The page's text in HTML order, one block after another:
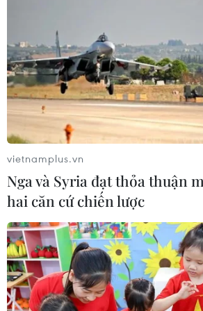
mắc bệnh hiểm nghèo không lỡ cơ
hội học tập và điều trị
30/07/2026 13:53
Xem thêm
CƠ QUAN CHỦ QUẢN: THÔNG TẤN XÃ VIỆT NAM
Tổng Biên tập: TRẦN TIẾN DUẨN
Phó Tổng Biên tập: NGUYỄN THỊ
THỦY
vietnamplus.vn
Nga và Syria đạt thỏa thuận
hai căn cứ chiến lược